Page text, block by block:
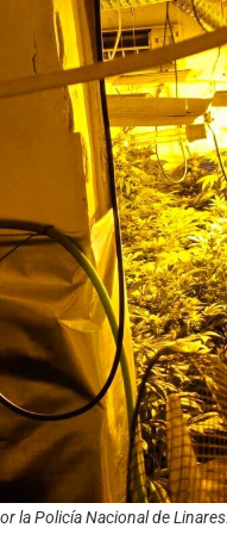
la Policía Nacional de